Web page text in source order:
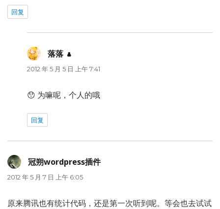
回复
落落 说
道：
2012 年 5 月 5 日 上午 7:41
😯 为嘛呢，个人的哦
回复
冠朔wordpress插件说
2012 年 5 月 7 日 上午 6:05
原来腾讯也有统计代码，还是第一次听到呢。等会也去试试